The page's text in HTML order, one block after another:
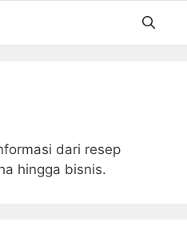
dari resep
hingga bisnis.